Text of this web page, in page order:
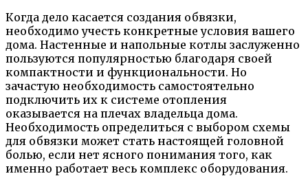
Когда дело касается создания обвязки,
необходимо учесть конкретные условия вашего
дома. Настенные и напольные котлы заслуженно
пользуются популярностью благодаря своей
компактности и функциональности. Но
зачастую необходимость самостоятельно
подключить их к системе отопления
оказывается на плечах владельца дома.
Необходимость определиться с выбором схемы
для обвязки может стать настоящей головной
болью, если нет ясного понимания того, как
именно работает весь комплекс оборудования.